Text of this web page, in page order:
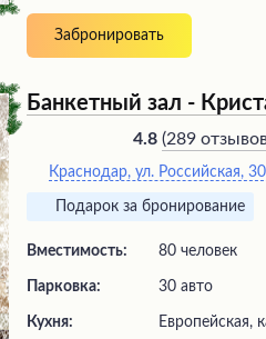
Забронировать
Банкетный зал -
4.8 (289
Краснодар, ул. Российская,
Подарок за бронирование
Вместимость: 80 человек
Парковка: 30 авто
Кухня:
Европейская,